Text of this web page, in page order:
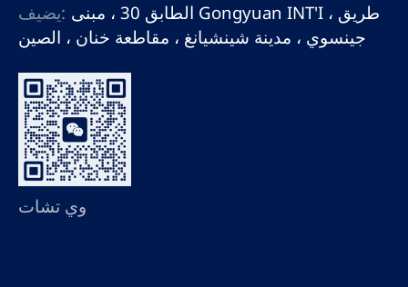
يضيف: الطابق 30 ، مبنى Gongyuan INT'I ، طريق
جينسوي ، مدينة شينشيانغ ، مقاطعة خنان ، الصين
وي تشات